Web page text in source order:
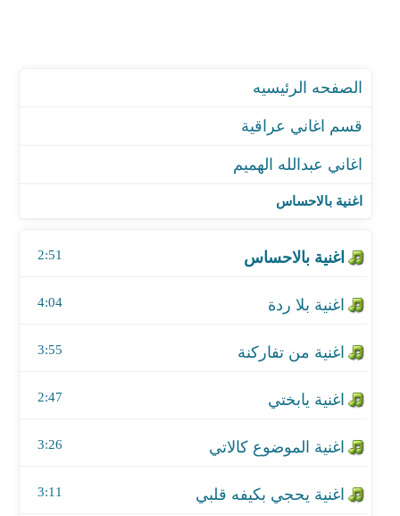
اغنية بالاحساس
اغنية بالاحساس
2:51
اغنية بلا ردة
4:04
اغنية من تفاركنة
3:55
2:47
3:26
3:11
اغنية جمالك - مع عبدالله ناصر
اغنية عليك عيوني
اغنية طمني عنك